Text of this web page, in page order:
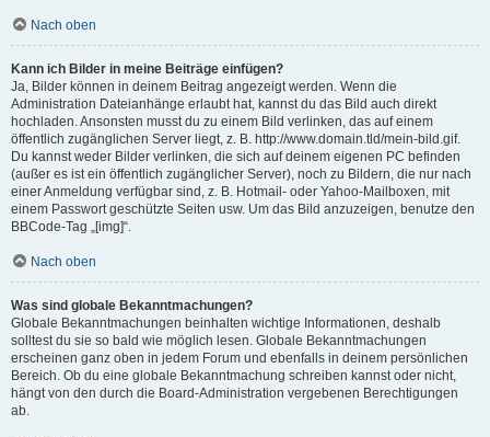
Nach oben
Kann ich Bilder in meine Beiträge einfügen?
Ja, Bilder können in deinem Beitrag angezeigt werden. Wenn die
Administration Dateianhänge erlaubt hat, kannst du das Bild auch direkt
hochladen. Ansonsten musst du zu einem Bild verlinken, das auf einem
öffentlich zugänglichen Server liegt, z. B. http://www.domain.tld/mein-bild.gif.
Du kannst weder Bilder verlinken, die sich auf deinem eigenen PC befinden
(außer es ist ein öffentlich zugänglicher Server), noch zu Bildern, die nur nach
einer Anmeldung verfügbar sind, z. B. Hotmail- oder Yahoo-Mailboxen, mit
einem Passwort geschützte Seiten usw. Um das Bild anzuzeigen, benutze den
BBCode-Tag „[img]“.
Nach oben
Was sind globale Bekanntmachungen?
Globale Bekanntmachungen beinhalten wichtige Informationen, deshalb
solltest du sie so bald wie möglich lesen. Globale Bekanntmachungen
erscheinen ganz oben in jedem Forum und ebenfalls in deinem persönlichen
Bereich. Ob du eine globale Bekanntmachung schreiben kannst oder nicht,
hängt von den durch die Board-Administration vergebenen Berechtigungen
ab.